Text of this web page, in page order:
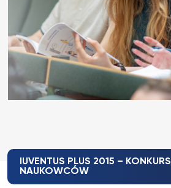
IUVENTUS PLUS 2015 –
NAUKOWCÓW